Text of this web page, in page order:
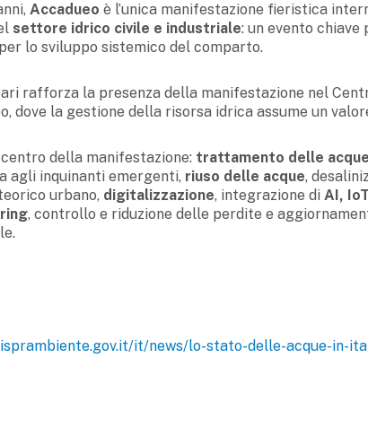
Accadueo è l’unica manifestazione fieristica
settore idrico civile e industriale: un evento
lo sviluppo sistemico del comparto.
rafforza la presenza della manifestazione nel
dove la gestione della risorsa idrica assume un
della manifestazione: trattamento delle acque
agli inquinanti emergenti, riuso delle acque,
urbano, digitalizzazione, integrazione di AI,
, controllo e riduzione delle perdite e
it/news/lo-stato-delle-acque-in-